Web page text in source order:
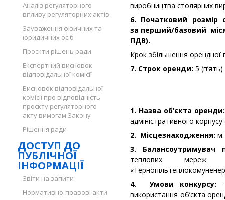
Аналіз регуляторного
впливу регуляторних актів
Зауваження фізичних та
юридичних осіб
Проєкти рішень ради
Експертний висновок
відповідальної комісії
Висновок відповідальної
комісії про відповідність
проєкту регуляторного
акту вимогам Закону
Рішення ради
ДОСТУП ДО
ПУБЛІЧНОЇ
ІНФОРМАЦІЇ
Звіти на запити
Нормативно-правові акти
виробництва столярних
6. Початковий розмір
за перший/базовий
ПДВ).
Крок збільшення орендної
7. Строк оренди: 5 (п’ять)
1. Назва об’єкта
адміністративного
2. Місцезнаходження:
3. Балансоутримувач
теплових мереж
4. Умови конкурсу:
використання об’єкта